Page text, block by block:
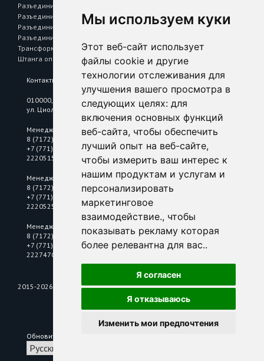
Мы используем куки
Этот веб-сайт использует
файлы cookie и другие
технологии отслеживания для
улучшения вашего просмотра в
следующих целях: для
включения основных функций
веб-сайта, чтобы обеспечить
лучший опыт на веб-сайте,
чтобы измерить ваш интерес к
нашим продуктам и услугам и
персонализировать
маркетинговое
взаимодействие., чтобы
показывать рекламу которая
более релевантна для вас..
Я согласен
Я отказываюсь
Изменить мои предпочтения
Разъединители наружной установки РЛНД
Разъединители Р 43, Р 63
Разъединитель — предохранитель РПС
Разъединитель на одно направление РЕ
Трансформаторы тока Т 0,66
Штанга оперативная L=1041
Контакты
010000, Республика Казахстан, г. Астана,
ул. Циолковского, 6/2
Менеджер по цветному металлопрокату
8 (7172) 25 18 10
+7 (771) 2220515
2220515@mkastana.kz
Менеджер по нержавеющему металлопрокату
8 (7172) 25 18 10
+7 (771) 2220525
2220525@mkastana.kz
Менеджер по электротехнической продукции
8 (7172) 25 18 10
+7 (771) 2225115
2227470@mkastana.kz
2015-2026 © Металл Комплект Электра
Обновить предпочтения по куки